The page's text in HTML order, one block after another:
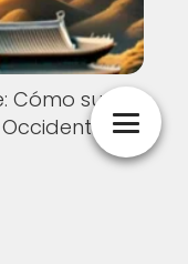
Cómo su